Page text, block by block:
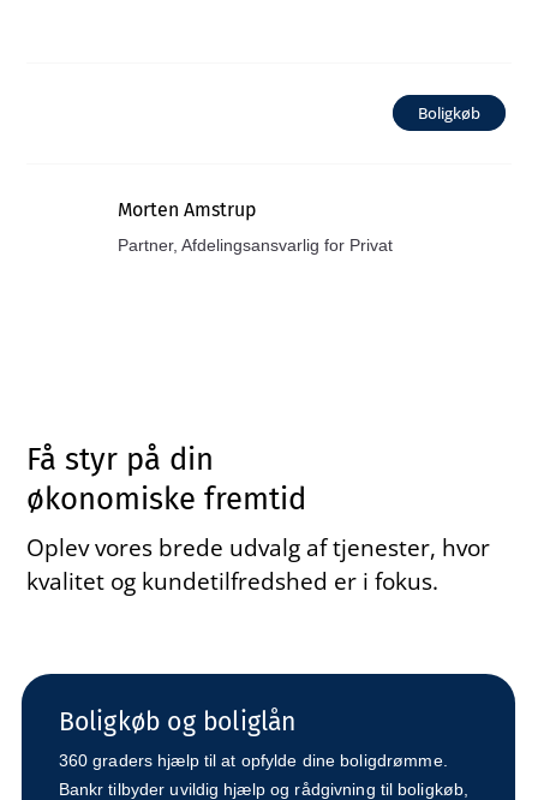
Boligkøb
Morten Amstrup
Partner, Afdelingsansvarlig for Privat
Få styr på din
økonomiske fremtid
Oplev vores brede udvalg af tjenester, hvor
kvalitet og kundetilfredshed er i fokus.
Boligkøb og boliglån
360 graders hjælp til at opfylde dine boligdrømme.
Bankr tilbyder uvildig hjælp og rådgivning til boligkøb,